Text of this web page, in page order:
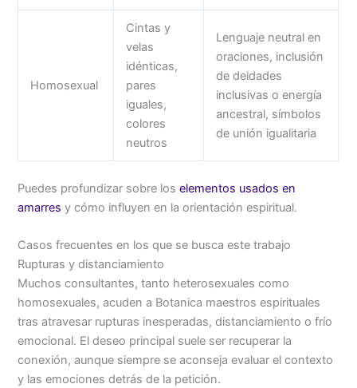
Homosexual
Cintas y
velas
idénticas,
pares
iguales,
colores
neutros
Lenguaje neutral en
oraciones, inclusión
de deidades
inclusivas o energía
ancestral, símbolos
de unión igualitaria
Puedes profundizar sobre loselementos usados en
amarres y cómo influyen en la orientación espiritual.
Casos frecuentes en los que se busca este trabajo
Rupturas y distanciamiento
Muchos consultantes, tanto heterosexuales como
homosexuales, acuden a Botanica maestros espirituales
tras atravesar rupturas inesperadas, distanciamiento o frío
emocional. El deseo principal suele ser recuperar la
conexión, aunque siempre se aconseja evaluar el contexto
y las emociones detrás de la petición.